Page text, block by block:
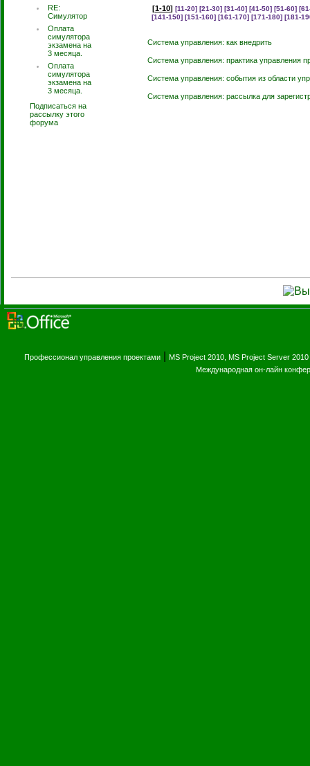
RE:
Симулятор
Оплата
симулятора
экзамена на
3 месяца.
Оплата
симулятора
экзамена на
3 месяца.
Подписаться на
рассылку этого
форума
[1-10] [11-20] [21-30] [31-40] [41-50] [51-60]
[141-150] [151-160] [161-170] [171-180] [181-
Система управления: как внедрить
Система управления: практика управления
Система управления: события из области
Система управления: рассылка для
Профессионал управления проектами MS Project 2010, MS Project Server 2010
Международная он-лайн